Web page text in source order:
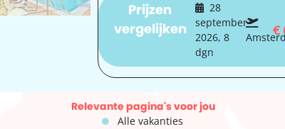
Prijzen
vergelijken
28
september
2026, 8
dgn
€
Relevante pagina's voor jou
Alle vakanties